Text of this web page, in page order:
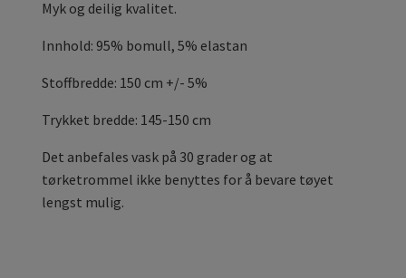
Myk og deilig kvalitet.
Innhold: 95% bomull, 5% elastan
Stoffbredde: 150 cm +/- 5%
Trykket bredde: 145-150 cm
Det anbefales vask på 30 grader og at
tørketrommel ikke benyttes for å bevare tøyet
lengst mulig.